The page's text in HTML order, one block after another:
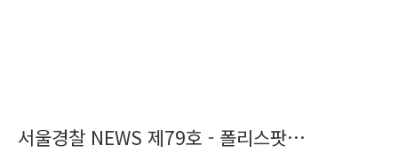
서울경찰 NEWS 제79호 - 폴리스팟